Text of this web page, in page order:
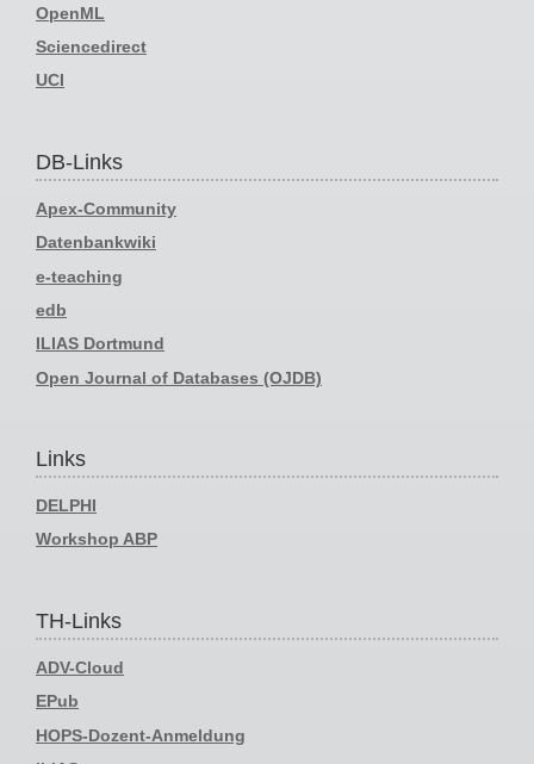
OpenML
Sciencedirect
UCI
DB-Links
Apex-Community
Datenbankwiki
e-teaching
edb
ILIAS Dortmund
Open Journal of Databases (OJDB)
Links
DELPHI
Workshop ABP
TH-Links
ADV-Cloud
EPub
HOPS-Dozent-Anmeldung